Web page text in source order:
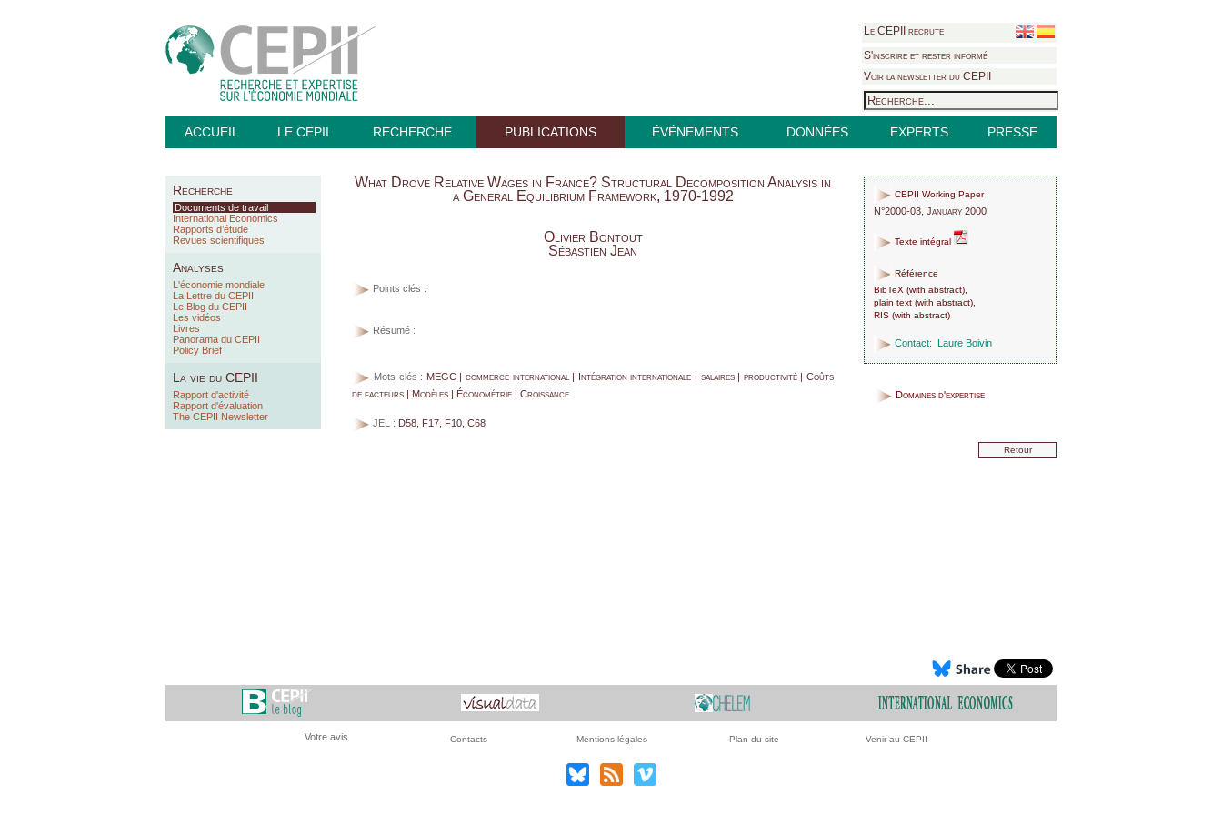
Le CEPII recrute
S'inscrire et rester informé
Voir la newsletter du CEPII
ACCUEIL LE CEPII RECHERCHE PUBLICATIONS ÉVÉNEMENTS DONNÉES EXPERTS PRESSE
Recherche
Documents de travail
International Economics
Rapports d’étude
Revues scientifiques
Analyses
L'économie mondiale
La Lettre du CEPII
Le Blog du CEPII
Les vidéos
Livres
Panorama du CEPII
Policy Brief
La vie du CEPII
Rapport d'activité
Rapport d'évaluation
The CEPII Newsletter
What Drove Relative Wages in France? Structural Decomposition Analysis in
a General Equilibrium Framework, 1970-1992
Olivier Bontout
Sébastien Jean
Points clés :
Résumé :
Mots-clés : MEGC | commerce international | Intégration internationale | salaires | productivité | Coûts
de facteurs | Modèles | Économétrie | Croissance
JEL : D58, F17, F10, C68
CEPII Working Paper
N°2000-03, January 2000
Texte intégral
Référence
BibTeX (with abstract),
plain text (with abstract),
RIS (with abstract)
Contact: Laure Boivin
Domaines d'expertise
Retour
Votre avis Contacts Mentions légales Plan du site Venir au CEPII